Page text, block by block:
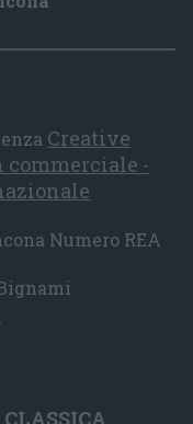
Creative
commerciale -
Numero REA